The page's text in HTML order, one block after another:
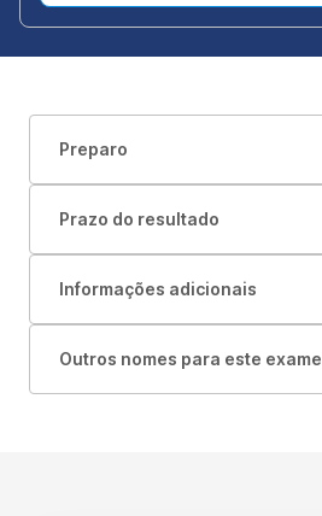
Preparo
Prazo do resultado
Informações adicionais
Outros nomes para este exame